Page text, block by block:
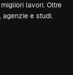
lavori. Oltre
agenzie e studi.